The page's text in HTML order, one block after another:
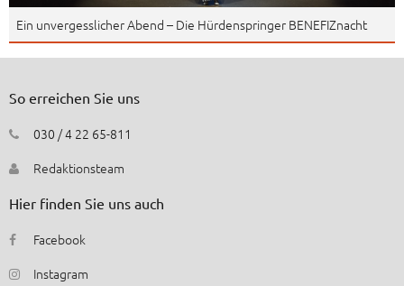
Ein unvergesslicher Abend – Die Hürdenspringer BENEFIZnacht
So erreichen Sie uns
030 / 4 22 65-811
Redaktionsteam
Hier finden Sie uns auch
Facebook
Instagram